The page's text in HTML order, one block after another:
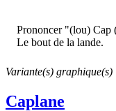
Prononcer "(lou) Cap
Le bout de la lande.
Variante(s) graphique(s)
Caplane